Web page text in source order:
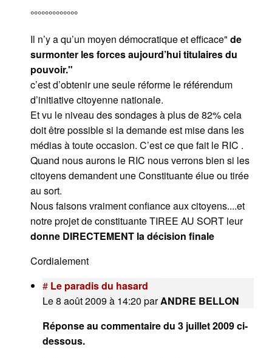
°°°°°°°°°°°°°
Il n’y a qu’un moyen démocratique et efficace" de
surmonter les forces aujourd’hui titulaires du
pouvoir."
c’est d’obtenir une seule réforme le référendum
d’initiative citoyenne nationale.
Et vu le niveau des sondages à plus de 82% cela
doit être possible si la demande est mise dans les
médias à toute occasion. C’est ce que fait le RIC .
Quand nous aurons le RIC nous verrons bien si les
citoyens demandent une Constituante élue ou tirée
au sort.
Nous faisons vraiment confiance aux citoyens....et
notre projet de constituante TIREE AU SORT leur
donne DIRECTEMENT la décision finale
Cordialement
# Le paradis du hasard
Le 8 août 2009 à 14:20 parANDRE BELLON
Réponse au commentaire du 3 juillet 2009 ci-
dessous.